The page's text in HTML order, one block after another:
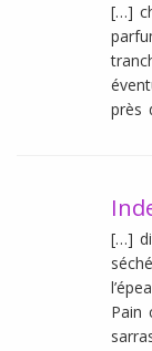
[…]
près
[…]
Pain